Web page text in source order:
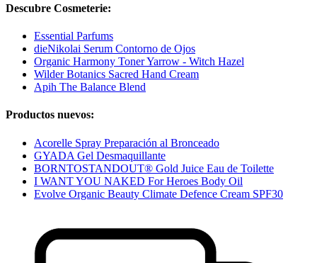
Descubre Cosmeterie:
Essential Parfums
dieNikolai Serum Contorno de Ojos
Organic Harmony Toner Yarrow - Witch Hazel
Wilder Botanics Sacred Hand Cream
Apih The Balance Blend
Productos nuevos:
Acorelle Spray Preparación al Bronceado
GYADA Gel Desmaquillante
BORNTOSTANDOUT® Gold Juice Eau de Toilette
I WANT YOU NAKED For Heroes Body Oil
Evolve Organic Beauty Climate Defence Cream SPF30